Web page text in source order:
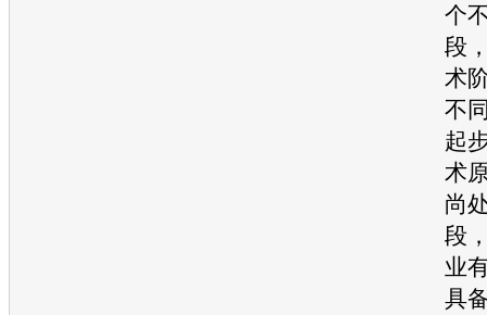
个
段
术
不
起
术
尚
段
业
具